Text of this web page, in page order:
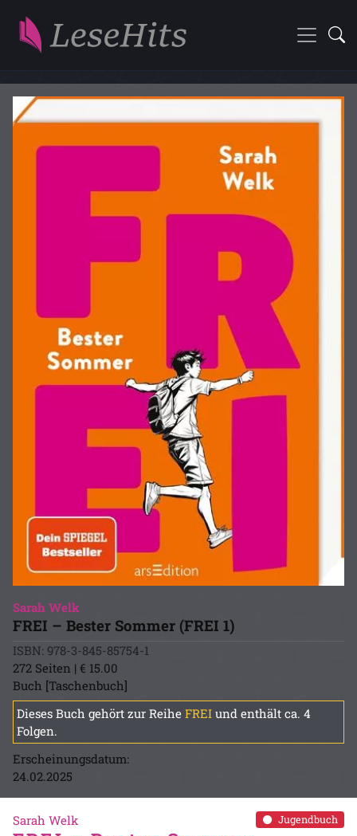
Sarah Welk
FREI – Bester Sommer (FREI 1)
ISBN: 978-3-845-85754-1
272 Seiten | € 15.00
Buch [Taschenbuch]
Dieses Buch gehört zur Reihe FREI und enthält ca. 4
Folgen.
Erscheinungsdatum:
24.02.2025
Jugendbuch
Sarah Welk